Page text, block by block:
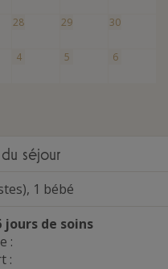
28 29 30
4 5 6
séjour
1 bébé
de soins
:
: